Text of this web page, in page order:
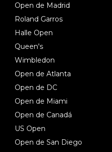
Open de Madrid
Roland Garros
Halle Open
Queen's
Wimbledon
Open de Atlanta
Open de DC
Open de Miami
Open de Canadá
US Open
Open de San Diego